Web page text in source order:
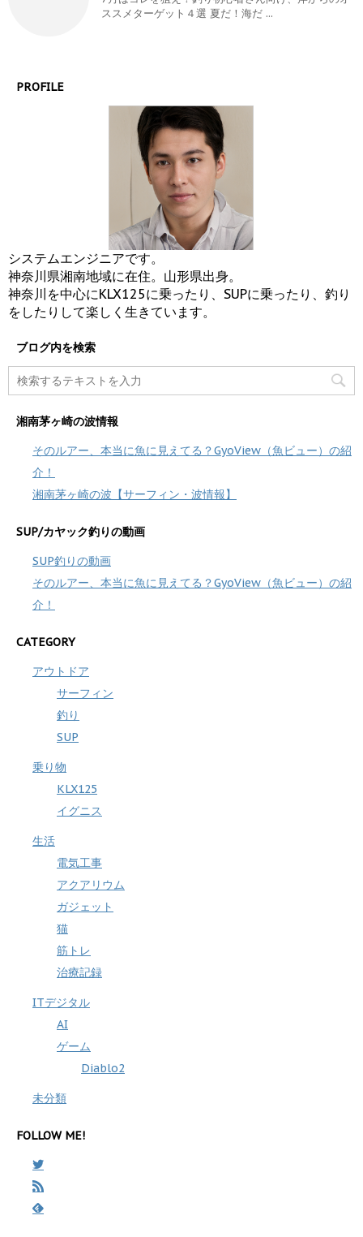
ススメターゲット４選 夏だ！海だ ...
PROFILE
システムエンジニアです。
神奈川県湘南地域に在住。山形県出身。
神奈川を中心にKLX125に乗ったり、SUPに乗ったり、釣り
をしたりして楽しく生きています。
ブログ内を検索
湘南茅ヶ崎の波情報
そのルアー、本当に魚に見えてる？GyoView（魚ビュー）の紹
介！
湘南茅ヶ崎の波【サーフィン・波情報】
SUP/カヤック釣りの動画
SUP釣りの動画
そのルアー、本当に魚に見えてる？GyoView（魚ビュー）の紹
介！
CATEGORY
アウトドア
サーフィン
釣り
SUP
乗り物
KLX125
イグニス
生活
電気工事
アクアリウム
ガジェット
猫
筋トレ
治療記録
ITデジタル
AI
ゲーム
Diablo2
未分類
FOLLOW ME!